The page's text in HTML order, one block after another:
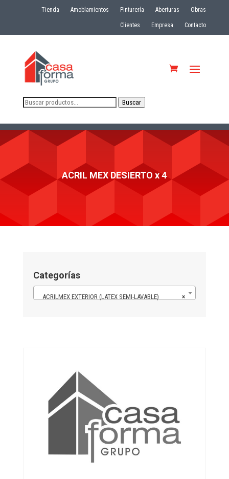
Tienda Amoblamientos Pinturería Aberturas Obras
Clientes Empresa Contacto
Buscar
Buscar
ACRIL MEX DESIERTO x 4
Categorías
×
ACRILMEX EXTERIOR (LATEX SEMI-LAVABLE)